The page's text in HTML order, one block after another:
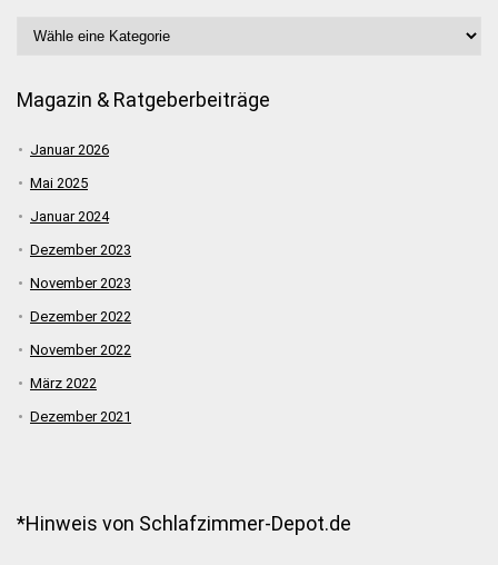
Magazin & Ratgeberbeiträge
Januar 2026
Mai 2025
Januar 2024
Dezember 2023
November 2023
Dezember 2022
November 2022
März 2022
Dezember 2021
*Hinweis von Schlafzimmer-Depot.de